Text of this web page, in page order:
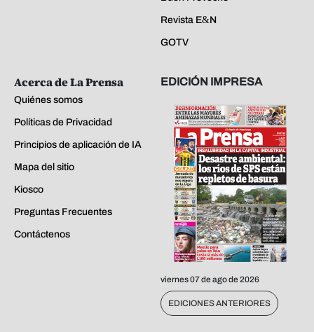
Revista E&N
GOTV
Acerca de La Prensa
Quiénes somos
Políticas de Privacidad
Principios de aplicación de IA
Mapa del sitio
Kiosco
Preguntas Frecuentes
Contáctenos
EDICIÓN IMPRESA
viernes 07 de ago de 2026
EDICIONES ANTERIORES